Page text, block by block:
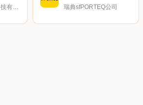
成都英美尔农牧科技有限责任公司
瑞典sfPORTEQ公司